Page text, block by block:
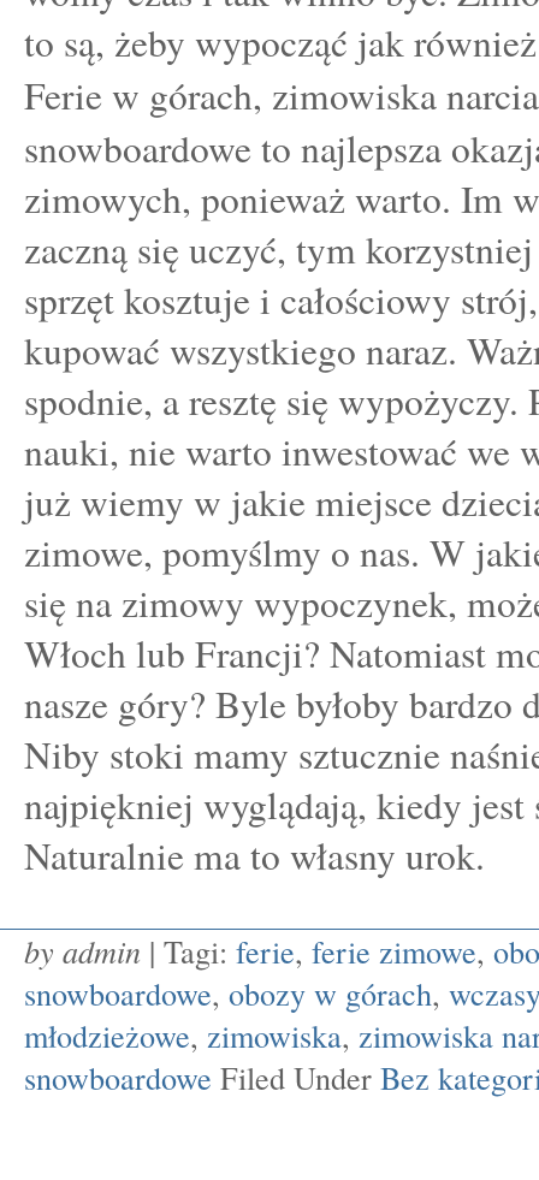
to są, żeby wypocząć jak
Ferie w górach, zimowiska
snowboardowe to najlepsza
zimowych, ponieważ warto. Im
zaczną się uczyć, tym
sprzęt kosztuje i całościowy
kupować wszystkiego naraz.
spodnie, a resztę się wypożyczy.
nauki, nie warto inwestować we
już wiemy w jakie miejsce
zimowe, pomyślmy o nas. W
się na zimowy wypoczynek,
Włoch lub Francji? Natomiast
nasze góry? Byle byłoby bardzo
Niby stoki mamy sztucznie
najpiękniej wyglądają, kiedy jest
Naturalnie ma to własny urok.
by admin | Tagi: ferie, ferie zimowe,
snowboardowe, obozy w górach, wczasy
młodzieżowe, zimowiska, zimowiska
snowboardowe Filed Under Bez